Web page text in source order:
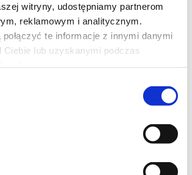
witryny, udostępniamy partnerom
reklamowym i analitycznym.
te informacje z innymi danymi
Ciebie lub uzyskanymi podczas
Nagrody Nobla w dziedzinie literatury,
Hüller) – aktorką i pisarką. Akcja
okresie zimnej wojny. Ojciec i córka
– z Frankfurtu pod kontrolą amerykańską do
sowieckim. Po raz pierwszy od wojny